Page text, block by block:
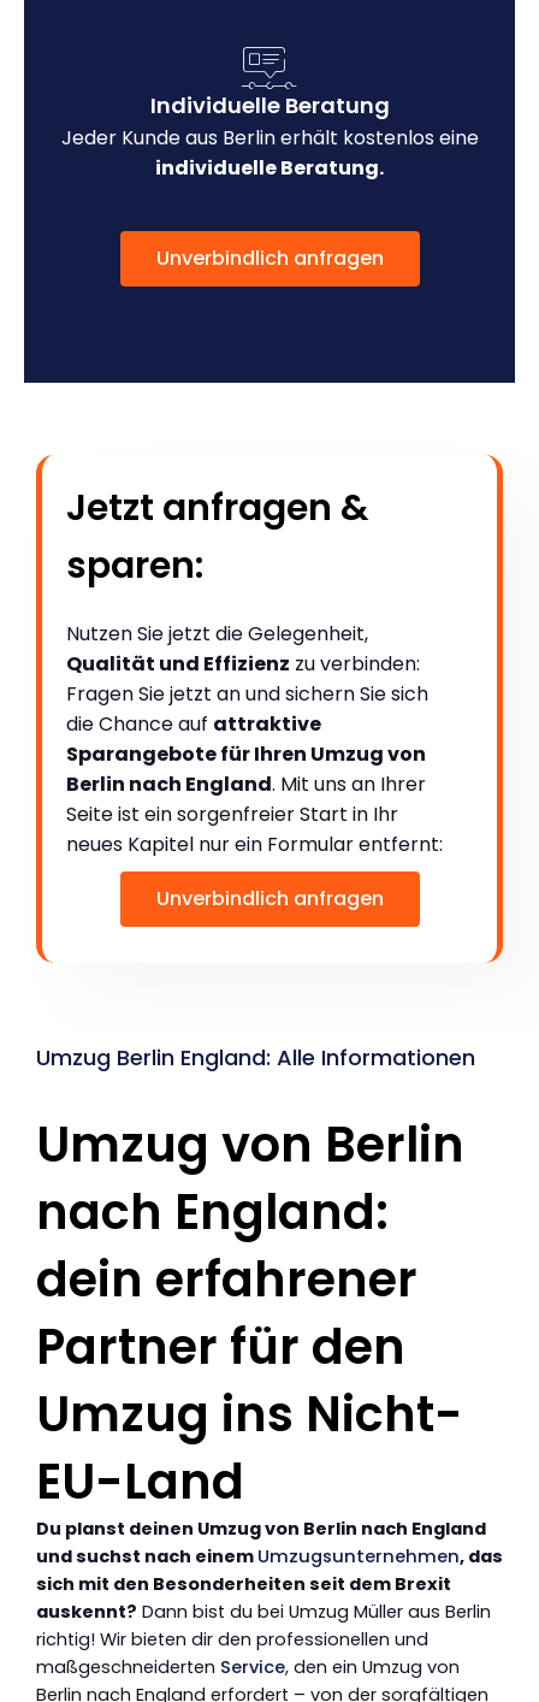
Individuelle Beratung
Jeder Kunde aus Berlin erhält kostenlos eine
individuelle Beratung.
Unverbindlich anfragen
Jetzt anfragen &
sparen:
Nutzen Sie jetzt die Gelegenheit,
Qualität und Effizienz zu verbinden:
Fragen Sie jetzt an und sichern Sie sich
die Chance auf attraktive
Sparangebote für Ihren Umzug von
Berlin nach England. Mit uns an Ihrer
Seite ist ein sorgenfreier Start in Ihr
neues Kapitel nur ein Formular entfernt:
Unverbindlich anfragen
Umzug Berlin England: Alle Informationen
Umzug von Berlin
nach England:
dein erfahrener
Partner für den
Umzug ins Nicht-
EU-Land
Du planst deinen Umzug von Berlin nach England
und suchst nach einem Umzugsunternehmen, das
sich mit den Besonderheiten seit dem Brexit
auskennt? Dann bist du bei Umzug Müller aus Berlin
richtig! Wir bieten dir den professionellen und
maßgeschneiderten Service, den ein Umzug von
Berlin nach England erfordert – von der sorgfältigen